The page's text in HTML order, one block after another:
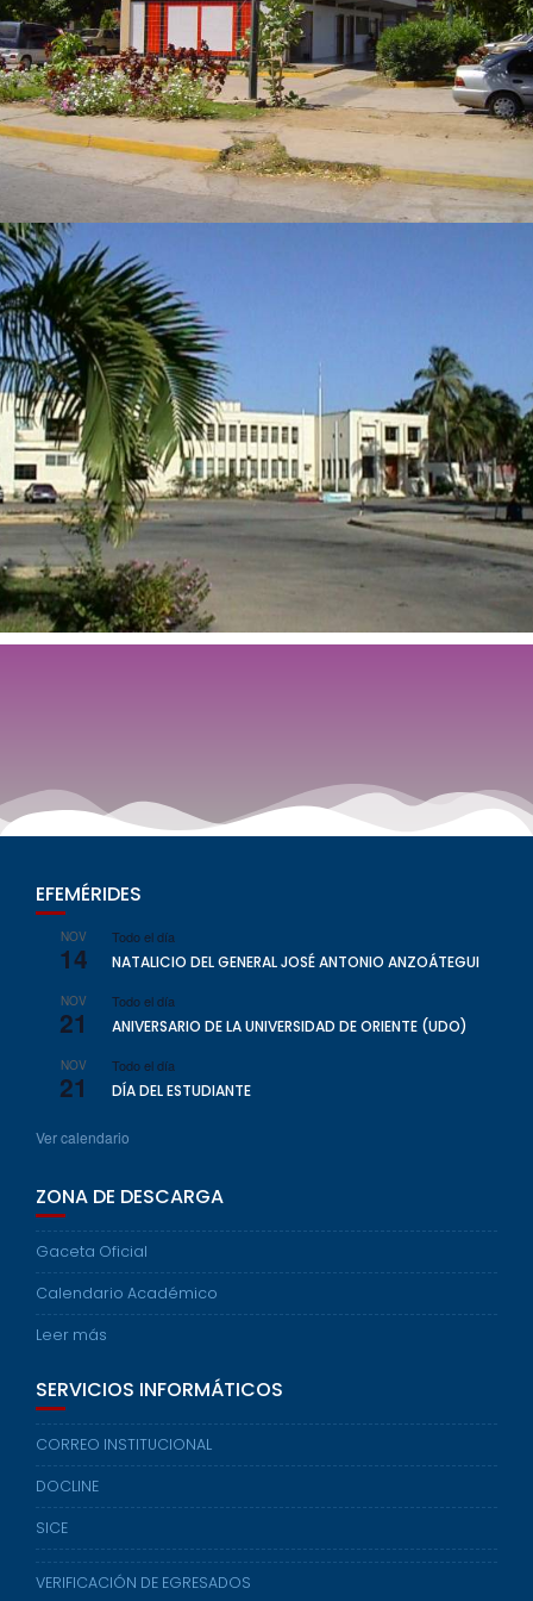
EFEMÉRIDES
NOV
14
Todo el día
NATALICIO DEL GENERAL JOSÉ ANTONIO ANZOÁTEGUI
NOV
21
Todo el día
ANIVERSARIO DE LA UNIVERSIDAD DE ORIENTE (UDO)
NOV
21
Todo el día
DÍA DEL ESTUDIANTE
Ver calendario
ZONA DE DESCARGA
Gaceta Oficial
Calendario Académico
Leer más
SERVICIOS INFORMÁTICOS
CORREO INSTITUCIONAL
DOCLINE
SICE
VERIFICACIÓN DE EGRESADOS